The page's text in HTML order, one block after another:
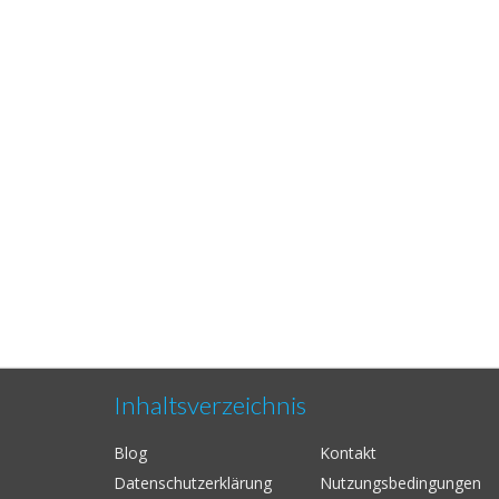
Inhaltsverzeichnis
Blog Kontakt
Datenschutzerklärung
Nutzungsbedingungen